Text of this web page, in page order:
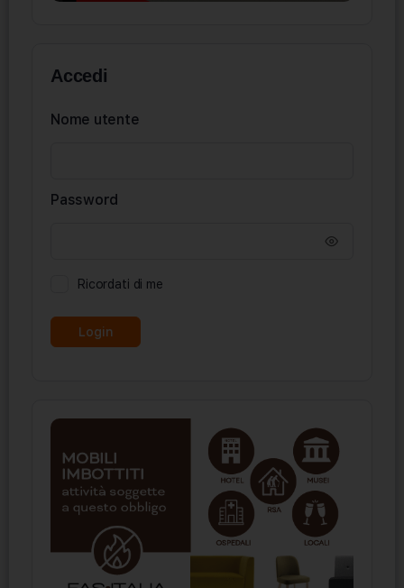
Accedi
Nome utente
Password
Ricordati di me